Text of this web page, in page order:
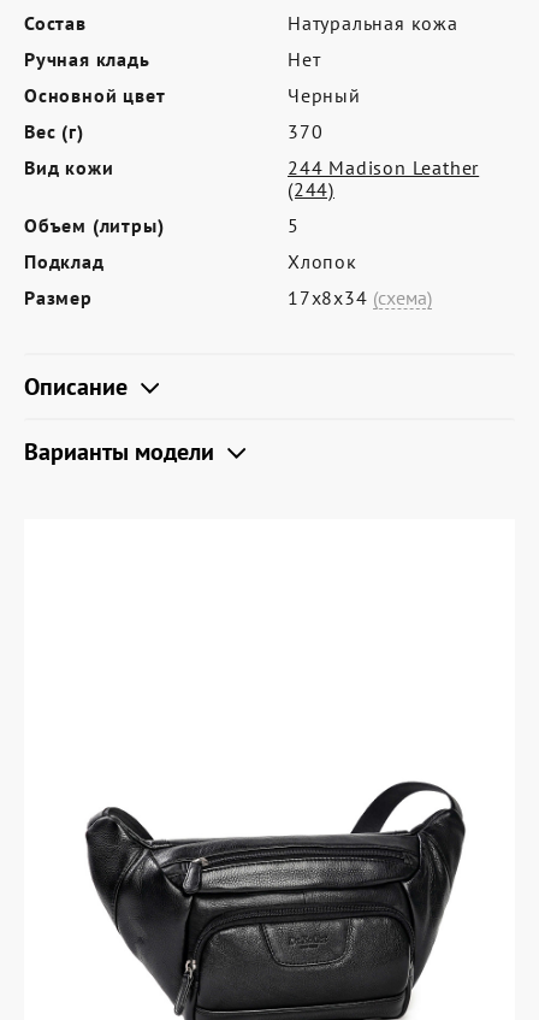
Программа лояльности
Политика обработки персональных
данных
Состав
Натуральная кожа
Ручная кладь
Нет
Основной цвет
Черный
Вес (г)
370
Вид кожи
244 Madison Leather
(244)
Объем (литры)
5
Подклад
Хлопок
Размер
17х8х34 (схема)
Описание
Варианты модели